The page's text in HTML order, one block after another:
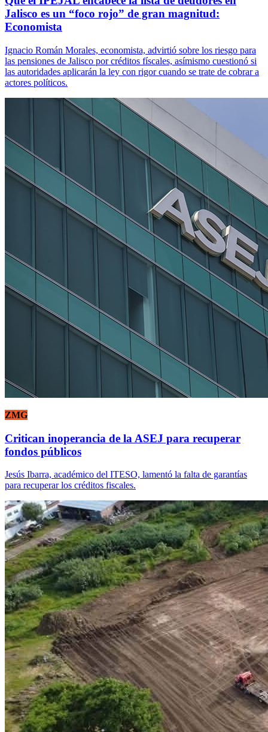
Jalisco es un “foco rojo” de gran magnitud:
Economista
Ignacio Román Morales, economista, advirtió sobre los riesgo para
las pensiones de Jalisco por créditos físcales, asímismo cuestionó si
las autoridades aplicarán la ley con rigor cuando se trate de cobrar a
actores políticos.
ZMG
Critican inoperancia de la ASEJ para recuperar
fondos públicos
Jesús Ibarra, académico del ITESO, lamentó la falta de garantías
para recuperar los créditos fiscales.